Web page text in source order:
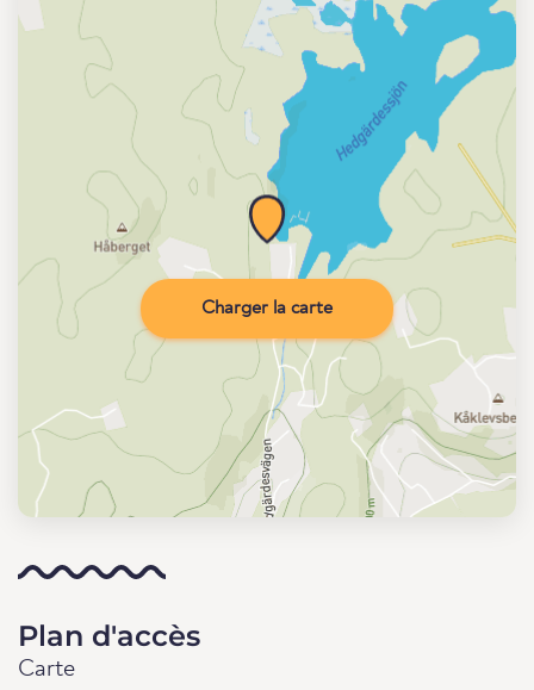
Charger la carte
Plan d'accès
Carte